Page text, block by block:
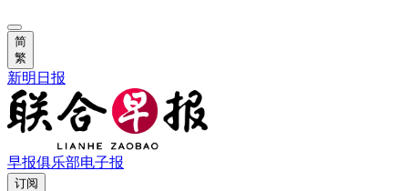
简
繁
新明日报
早报俱乐部电子报
订阅